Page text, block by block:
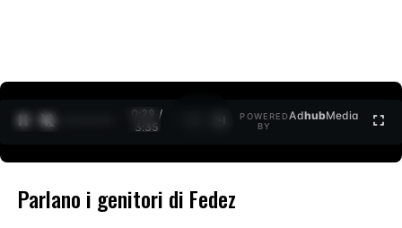
0:30 /
3:35
POWERED
BY
AdhubMedia
Parlano i genitori di Fedez